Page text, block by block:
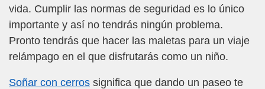
vida. Cumplir las normas de seguridad es lo único
importante y así no tendrás ningún problema.
Pronto tendrás que hacer las maletas para un viaje
relámpago en el que disfrutarás como un niño.
Soñar con cerros significa que dando un paseo te